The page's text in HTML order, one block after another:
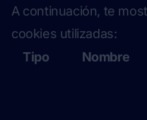
A continuación, te
cookies utilizadas:
Tipo
Nombre